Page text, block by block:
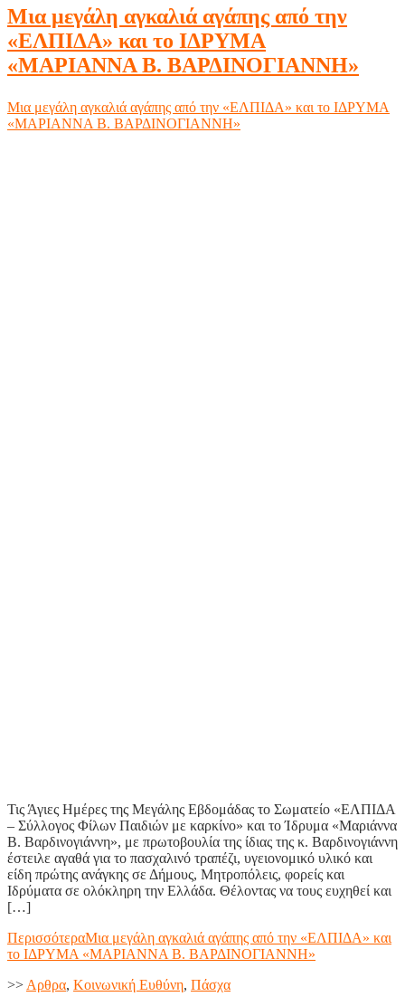
Μια μεγάλη αγκαλιά αγάπης από την
«ΕΛΠΙΔΑ» και το ΙΔΡΥΜΑ
«ΜΑΡΙΑΝΝΑ Β. ΒΑΡΔΙΝΟΓΙΑΝΝΗ»
Μια μεγάλη αγκαλιά αγάπης από την «ΕΛΠΙΔΑ» και το ΙΔΡΥΜΑ
«ΜΑΡΙΑΝΝΑ Β. ΒΑΡΔΙΝΟΓΙΑΝΝΗ»
Τις Άγιες Ημέρες της Μεγάλης Εβδομάδας το Σωματείο «ΕΛΠΙΔΑ
– Σύλλογος Φίλων Παιδιών με καρκίνο» και το Ίδρυμα «Μαριάννα
Β. Βαρδινογιάννη», με πρωτοβουλία της ίδιας της κ. Βαρδινογιάννη
έστειλε αγαθά για το πασχαλινό τραπέζι, υγειονομικό υλικό και
είδη πρώτης ανάγκης σε Δήμους, Μητροπόλεις, φορείς και
Ιδρύματα σε ολόκληρη την Ελλάδα. Θέλοντας να τους ευχηθεί και
[…]
ΠερισσότεραΜια μεγάλη αγκαλιά αγάπης από την «ΕΛΠΙΔΑ» και
το ΙΔΡΥΜΑ «ΜΑΡΙΑΝΝΑ Β. ΒΑΡΔΙΝΟΓΙΑΝΝΗ»
>>Aρθρα, Κοινωνική Ευθύνη, Πάσχα